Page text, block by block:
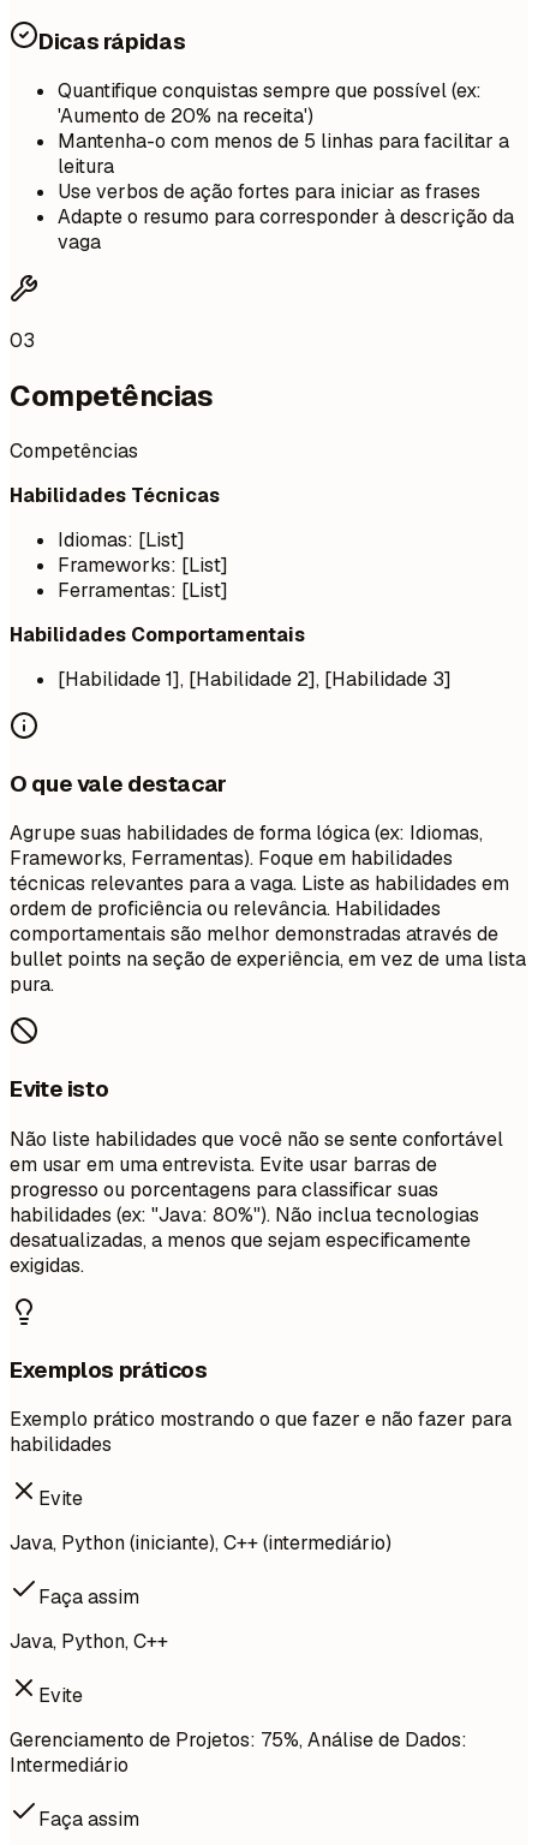
Dicas rápidas
Quantifique conquistas sempre que possível (ex:
'Aumento de 20% na receita')
Mantenha-o com menos de 5 linhas para facilitar a
leitura
Use verbos de ação fortes para iniciar as frases
Adapte o resumo para corresponder à descrição da
vaga
03
Competências
Competências
Habilidades Técnicas
Idiomas: [List]
Frameworks: [List]
Ferramentas: [List]
Habilidades Comportamentais
[Habilidade 1], [Habilidade 2], [Habilidade 3]
O que vale destacar
Agrupe suas habilidades de forma lógica (ex: Idiomas,
Frameworks, Ferramentas). Foque em habilidades
técnicas relevantes para a vaga. Liste as habilidades em
ordem de proficiência ou relevância. Habilidades
comportamentais são melhor demonstradas através de
bullet points na seção de experiência, em vez de uma lista
pura.
Evite isto
Não liste habilidades que você não se sente confortável
em usar em uma entrevista. Evite usar barras de
progresso ou porcentagens para classificar suas
habilidades (ex: "Java: 80%"). Não inclua tecnologias
desatualizadas, a menos que sejam especificamente
exigidas.
Exemplos práticos
Exemplo prático mostrando o que fazer e não fazer para
habilidades
Evite
Java, Python (iniciante), C++ (intermediário)
Faça assim
Java, Python, C++
Evite
Gerenciamento de Projetos: 75%, Análise de Dados:
Intermediário
Faça assim